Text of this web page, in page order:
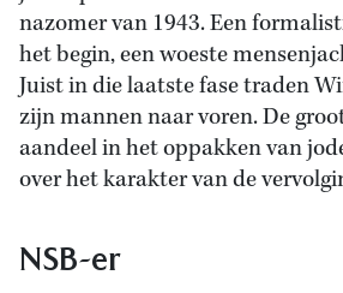
nazomer van 1943. Een
het begin, een woeste
Juist in die laatste fase traden
zijn mannen naar voren. De
aandeel in het oppakken van
over het karakter van de
NSB-er